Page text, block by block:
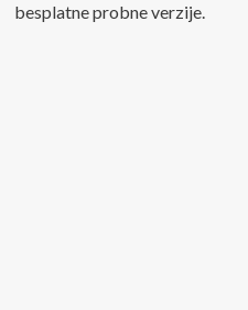
besplatne probne verzije.